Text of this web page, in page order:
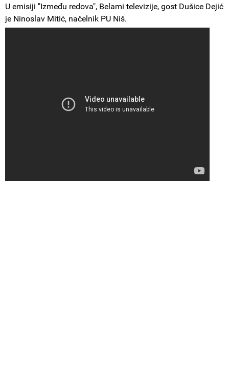
U emisiji "Između redova", Belami televizije, gost Dušice Dejić
je Ninoslav Mitić, načelnik PU Niš.